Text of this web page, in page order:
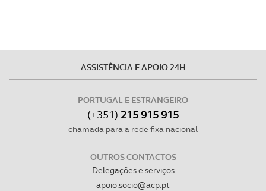
ASSISTÊNCIA E APOIO 24H
PORTUGAL E ESTRANGEIRO
(+351) 215 915 915
chamada para a rede fixa nacional
OUTROS CONTACTOS
Delegações e serviços
apoio.socio@acp.pt